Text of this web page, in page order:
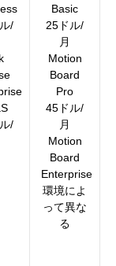
/
/
Basic
25ドル/
月
Motion
Board
Pro
45ドル/
月
Motion
Board
Enterprise
環境によ
って異な
る